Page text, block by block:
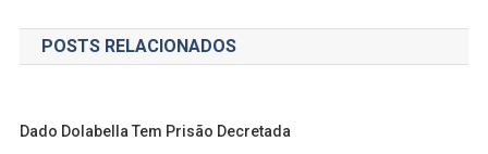
de
Post
POSTS RELACIONADOS
Dado Dolabella Tem Prisão Decretada